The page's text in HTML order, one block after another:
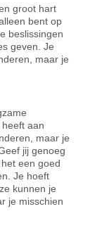
groot hart
bent op
beslissingen
geven. Je
maar je
aan
maar je
jij genoeg
een goed
Je hoeft
kunnen je
je misschien